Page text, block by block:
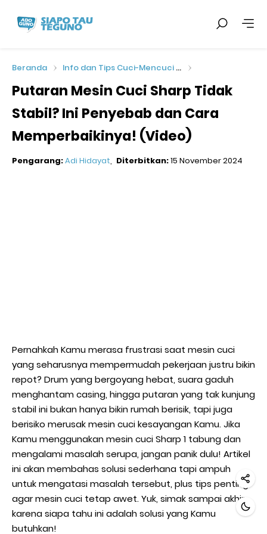
Beranda Info dan Tips Cuci-Mencuci (Mesin Cuci)
Putaran Mesin Cuci Sharp Tidak
Stabil? Ini Penyebab dan Cara
Memperbaikinya! (Video)
Pengarang:Adi Hidayat Diterbitkan:15 November 2024
Pernahkah Kamu merasa frustrasi saat mesin cuci
yang seharusnya mempermudah pekerjaan justru bikin
repot? Drum yang bergoyang hebat, suara gaduh
menghantam casing, hingga putaran yang tak kunjung
stabil ini bukan hanya bikin rumah berisik, tapi juga
berisiko merusak mesin cuci kesayangan Kamu. Jika
Kamu menggunakan mesin cuci Sharp 1 tabung dan
mengalami masalah serupa, jangan panik dulu! Artikel
ini akan membahas solusi sederhana tapi ampuh
untuk mengatasi masalah tersebut, plus tips penting
agar mesin cuci tetap awet. Yuk, simak sampai akhir,
karena siapa tahu ini adalah solusi yang Kamu
butuhkan!